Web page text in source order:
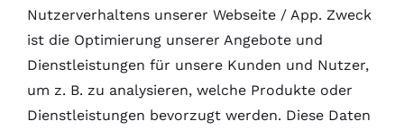
Nutzerverhaltens unserer Webseite / App. Zweck
ist die Optimierung unserer Angebote und
Dienstleistungen für unsere Kunden und Nutzer,
um z. B. zu analysieren, welche Produkte oder
Dienstleistungen bevorzugt werden. Diese Daten